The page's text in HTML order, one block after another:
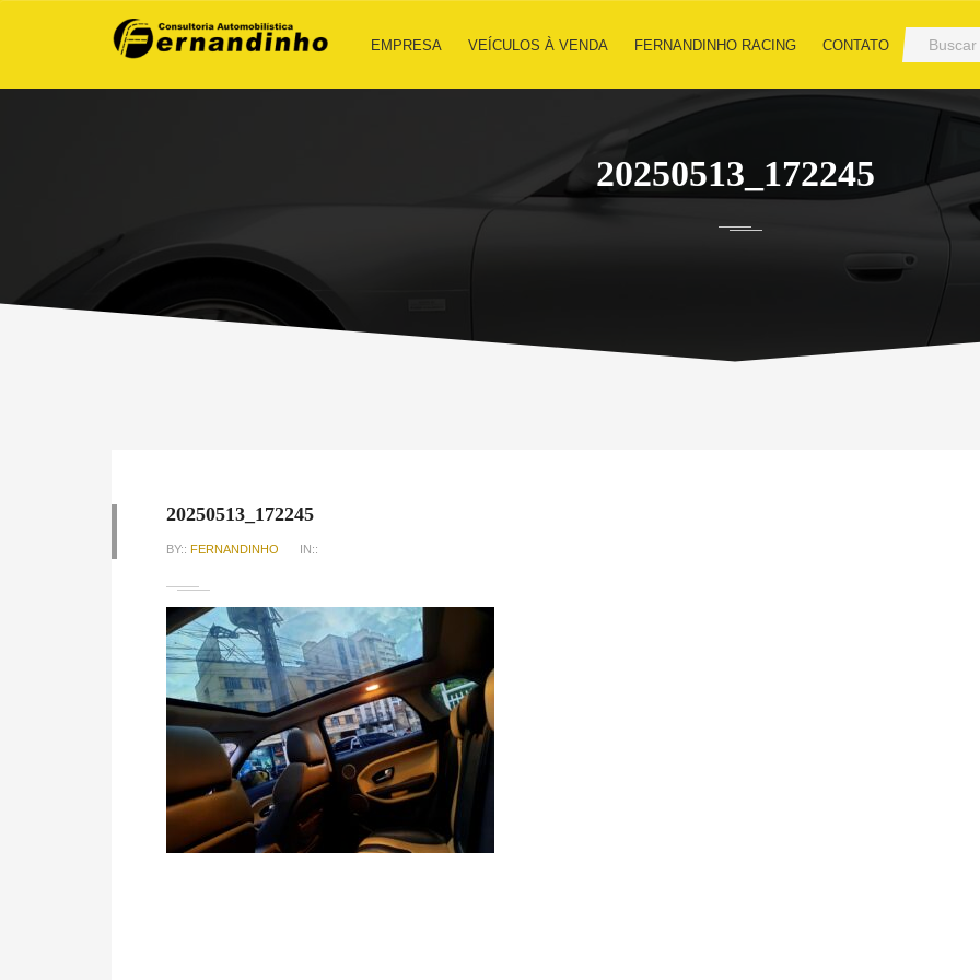
EMPRESA VEÍCULOS À VENDA FERNANDINHO RACING CONTATO
20250513_172245
20250513_172245
BY:: FERNANDINHO IN::